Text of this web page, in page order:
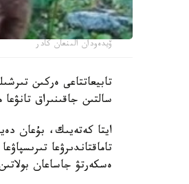
ۆيدەودان الىنعان كادر
تابيعاتتاعى ەركىن
سالتىن جاقىنىراق
ايتا كەتەيىك، بۇعان
تاماقتاندىرۋعا
ەسكەرتۋ جاساعان